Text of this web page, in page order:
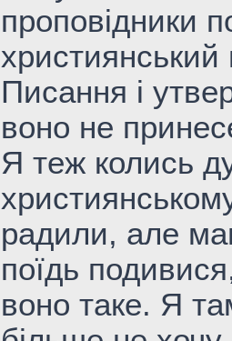
проповідники
Писання і
воно не
Я теж колись
радили, але
поїдь
воно таке. Я